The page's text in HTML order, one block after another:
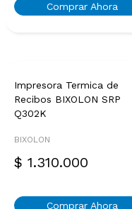
Comprar Ahora
Impresora Termica de
Recibos BIXOLON SRP
Q302K
BIXOLON
$ 1.310.000
Comprar Ahora